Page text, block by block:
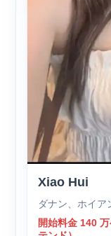
Xiao Hui
ダナン、ホイア
開始料金 140